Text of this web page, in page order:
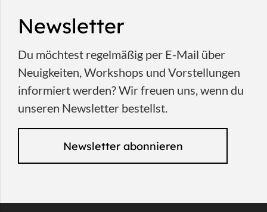
Newsletter
Du möchtest regelmäßig per E-Mail über
Neuigkeiten, Workshops und Vorstellungen
informiert werden? Wir freuen uns, wenn du
unseren Newsletter bestellst.
Newsletter abonnieren